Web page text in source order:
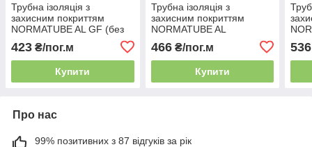
Трубна ізоляція з
захисним покриттям
NORMATUBE AL GF (без
розрізу) для труб Ø64 мм,
товщина ізоляції 13 мм
423 ₴/пог.м
Купити
Трубна ізоляція з
захисним покриттям
NORMATUBE AL
PLAST SK (з розрізом) для
труб Ø42 мм, товщина
ізоляції 13 мм
466₴/пог.м
Купити
мм,
мм
536
Про нас
99% позитивних з 87 відгуків за рік